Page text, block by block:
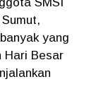
yang
Hari Besar